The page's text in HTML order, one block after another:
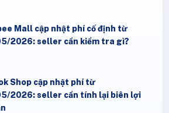
Mall cập nhật phí cố định từ
2026: seller cần kiểm tra gì?
Shop cập nhật phí từ
2026: seller cần tính lại biên lợi